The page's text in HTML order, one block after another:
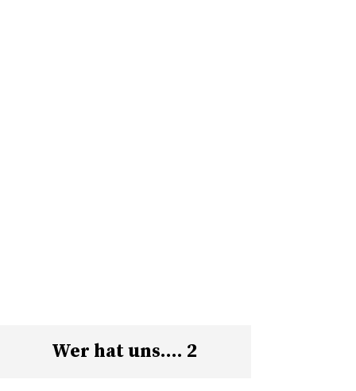
Wer hat uns…. 2